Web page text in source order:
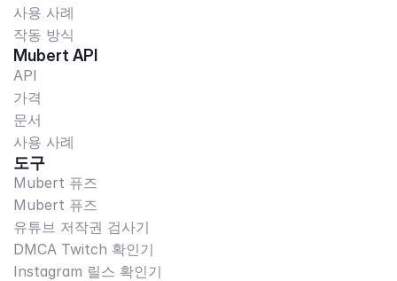
사용 사례
작동 방식
Mubert API
API
가격
문서
사용 사례
도구
Mubert 퓨즈
Mubert 퓨즈
유튜브 저작권 검사기
DMCA Twitch 확인기
Instagram 릴스 확인기